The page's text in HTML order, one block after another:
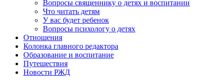
Вопросы священнику о детях и воспитании
Что читать детям
У вас будет ребенок
Вопросы психологу о детях
Отношения
Колонка главного редактора
Образование и воспитание
Путешествия
Новости РЖД